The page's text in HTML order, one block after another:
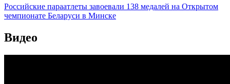
Российские параатлеты завоевали 138 медалей на Открытом
чемпионате Беларуси в Минске
Видео